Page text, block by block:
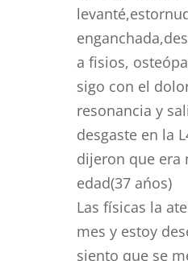
a fisios,
sigo con el
resonancia y
desgaste en la
dijeron que era
edad(37 ańos)
Las físicas la
mes y estoy
siento que se